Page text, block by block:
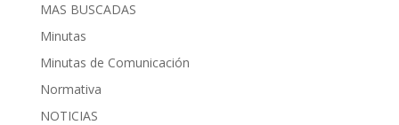
MAS BUSCADAS
Minutas
Minutas de Comunicación
Normativa
NOTICIAS